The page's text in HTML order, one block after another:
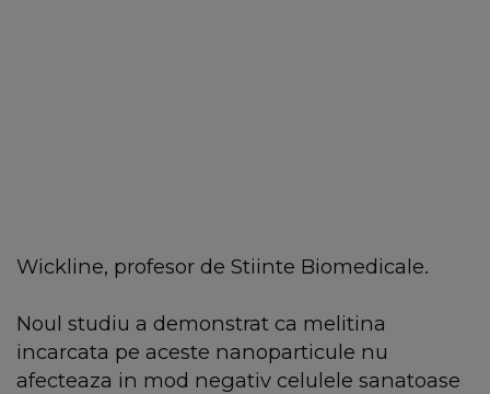
Wickline, profesor de Stiinte Biomedicale.
Noul studiu a demonstrat ca melitina
incarcata pe aceste nanoparticule nu
afecteaza in mod negativ celulele sanatoase